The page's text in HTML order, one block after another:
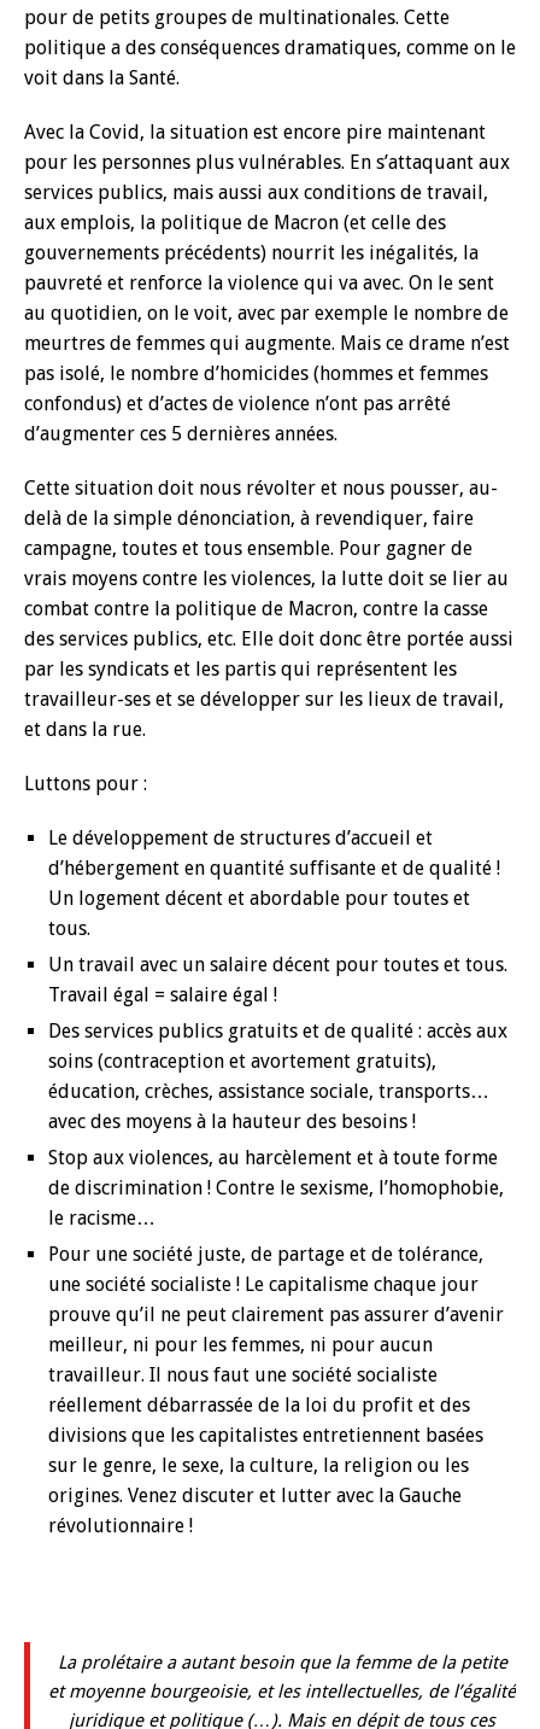
pour de petits groupes de multinationales. Cette
politique a des conséquences dramatiques, comme on le
voit dans la Santé.
Avec la Covid, la situation est encore pire maintenant
pour les personnes plus vulnérables. En s’attaquant aux
services publics, mais aussi aux conditions de travail,
aux emplois, la politique de Macron (et celle des
gouvernements précédents) nourrit les inégalités, la
pauvreté et renforce la violence qui va avec. On le sent
au quotidien, on le voit, avec par exemple le nombre de
meurtres de femmes qui augmente. Mais ce drame n’est
pas isolé, le nombre d’homicides (hommes et femmes
confondus) et d’actes de violence n’ont pas arrêté
d’augmenter ces 5 dernières années.
Cette situation doit nous révolter et nous pousser, au-
delà de la simple dénonciation, à revendiquer, faire
campagne, toutes et tous ensemble. Pour gagner de
vrais moyens contre les violences, la lutte doit se lier au
combat contre la politique de Macron, contre la casse
des services publics, etc. Elle doit donc être portée aussi
par les syndicats et les partis qui représentent les
travailleur-ses et se développer sur les lieux de travail,
et dans la rue.
Luttons pour :
Le développement de structures d’accueil et
d’hébergement en quantité suffisante et de qualité !
Un logement décent et abordable pour toutes et
tous.
Un travail avec un salaire décent pour toutes et tous.
Travail égal = salaire égal !
Des services publics gratuits et de qualité : accès aux
soins (contraception et avortement gratuits),
éducation, crèches, assistance sociale, transports…
avec des moyens à la hauteur des besoins !
Stop aux violences, au harcèlement et à toute forme
de discrimination ! Contre le sexisme, l’homophobie,
le racisme…
Pour une société juste, de partage et de tolérance,
une société socialiste ! Le capitalisme chaque jour
prouve qu’il ne peut clairement pas assurer d’avenir
meilleur, ni pour les femmes, ni pour aucun
travailleur. Il nous faut une société socialiste
réellement débarrassée de la loi du profit et des
divisions que les capitalistes entretiennent basées
sur le genre, le sexe, la culture, la religion ou les
origines. Venez discuter et lutter avec la Gauche
révolutionnaire !
La prolétaire a autant besoin que la femme de la petite
et moyenne bourgeoisie, et les intellectuelles, de l’égalité
juridique et politique (…). Mais en dépit de tous ces